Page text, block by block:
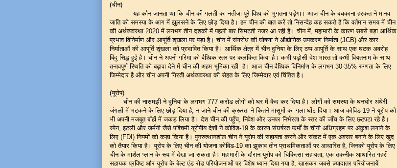
(चीन)
यह कौन जानता था कि चीन की गलती का नतीजा पूरे विश्व को भुगतना पड़ेगा। आज चीन के बचकाना हरकत ने मानव
जाति को समस्या के आग में झुलसने के लिए छोड़ दिया है। हम चीन की बात करें तो निसन्देह कह सकते हैं कि वर्तमान समय में चीन
की अर्थव्यवस्था 2020 में लगभग तीन दशकों में पहली बार सिमटती नजर आ रही है। चीन में, महामारी के कारण सबसे बड़ा आर्थिक
प्रभाव विनिर्माण और आपूर्ति शृखला पर पड़ा है। चीन में संगरोध की घोषणा ने औद्योगिक उपकरण निर्माता (JCB) और कार
निर्माताओं की आपूर्ति शृंखला को प्रभावित किया है। आर्थिक क्षेत्र में चीन दुनिया के लिए ठप्प आपूर्ति के साथ एक घटक अवरोह
बिंदु सिद्ध हुई है। चीन ने अपनी गरिमा को वैश्विक स्तर पर कलंकित किया है। कभी पड़ोसी देश भारत तो कभी वियतनाम के साथ
तनावपूर्ण स्थिति को बढ़ावा देने में चीन की अहम भूमिका रही है। आज चीन वैश्विक विनिर्माण के लगभग 30-35% रुग्णता के लिए
जिम्मेदार है और चीन अपनी गिरती अर्थव्यवस्था की सेहत के लिए जिम्मेदार एवं चिंतित है।
(यूरोप)
चीन की नासमझी ने दुनिया के लगभग 777 करोड लोगों को घर में कैद कर दिया है। लोगों को समस्या के घनघोर अंधेरी
जंगलों में भटकने के लिए छोड़ दिया है, न जाने चीन की क्रूरता ने कितने मासूमों का गला घोंट दिया। आज कोविड-19 ने यूरोप को
भी अपनी मजबूत बाँहों में जकड़ लिया है। देश चीन की पहुँच, निवेश और उनपर निर्भरता के स्तर की जाँच के लिए छटपटा रहे है।
स्पेन, इटली और जर्मनी जैसे पश्चिमी यूरोपीय देशों ने कोविड-19 के कारण संघर्षरत फर्मों के चीनी अधिग्रहण पर अंकुश लगाने के
लिए (FDI) नियमों को कड़ा किया है। पुनरुत्थानशील चीन ने यूरोप की सहायता करने और संकट में एक अवसर बनाने के लिए खुद
को तैयार किया है। यूरोप के लिए चीन की योजना कोविड-19 का झुकाव तीन प्राथमिकताओं पर आधारित है, जिनको यूरोप के लिए
चीन के मार्शल प्लान के रूप में देखा जा सकता है। महामारी के दौरान यूरोप को चिकित्सा सहायता, एक तकनीक आधारित गहरी
सहायक प्रविष्ट और यूरोप के बेल्ट एंड रोड परियोजनाओं पर विशेष ध्यान दिया गया है, खासकर जबसे ज़्यादातर परियोजनायें